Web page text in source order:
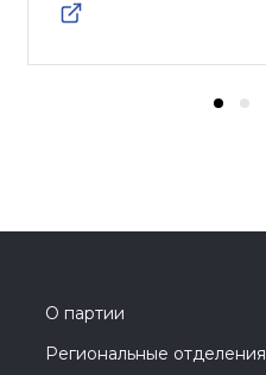
О партии
Региональные отделения